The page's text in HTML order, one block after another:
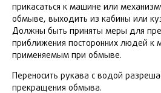
прикасаться к машине или
обмыве, выходить из кабины или
Должны быть приняты меры для
приближения посторонних людей
применяемым при обмыве.
Переносить рукава с водой
прекращения обмыва.